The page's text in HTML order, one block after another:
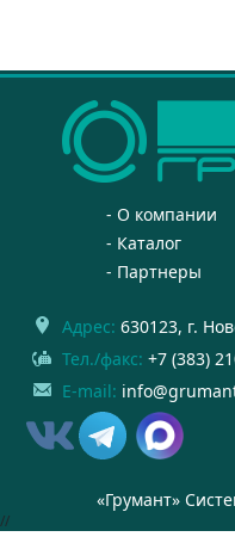
О компании
Каталог
Партнеры
Адрес: 630123, г.
Тел./факс: +7 (383)
E-mail:
«Грумант»
//